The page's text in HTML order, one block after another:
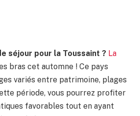
séjour pour la Toussaint ? La
bras cet automne ! Ce pays
variés entre patrimoine, plages
période, vous pourrez profiter
favorables tout en ayant